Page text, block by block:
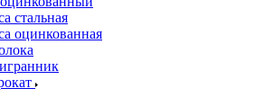
стальная
оцинкованная